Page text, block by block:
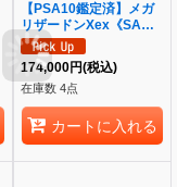
【PSA10鑑定済】メガ
リザードンXex《SAR》
{110/080}[-]
174,000円(税込)
在庫数 4点
カートに入れる